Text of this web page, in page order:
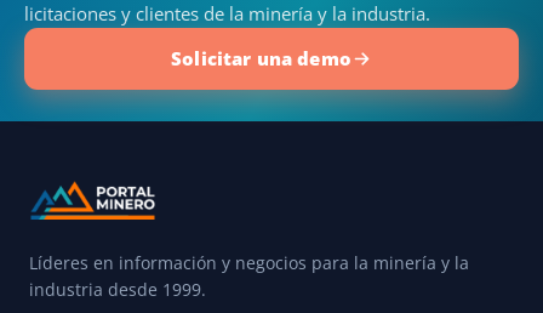
licitaciones y clientes de la minería y la industria.
Solicitar una demo
Líderes en información y negocios para la minería y la
industria desde 1999.